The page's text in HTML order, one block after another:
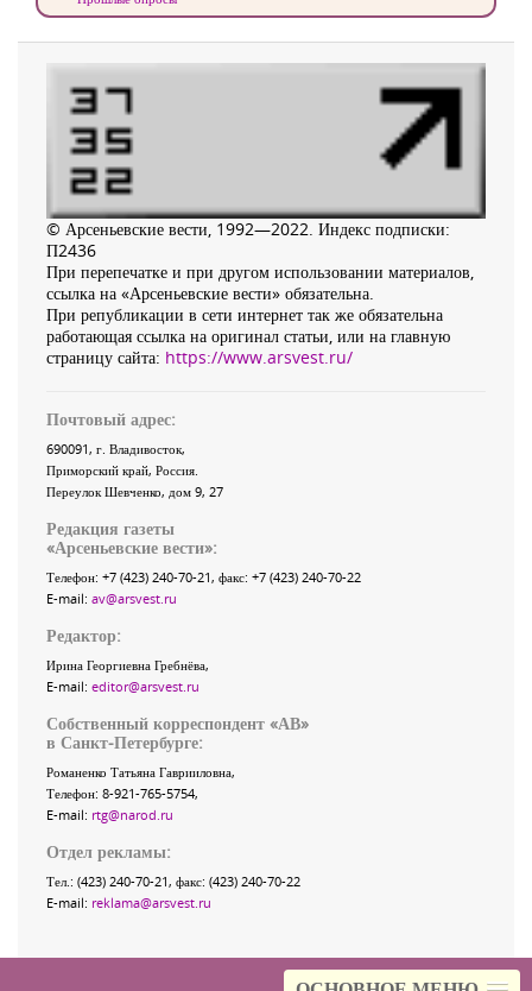
© Арсеньевские вести, 1992—2022. Индекс подписки:
П2436
При перепечатке и при другом использовании материалов,
ссылка на «Арсеньевские вести» обязательна.
При републикации в сети интернет так же обязательна
работающая ссылка на оригинал статьи, или на главную
страницу сайта: https://www.arsvest.ru/
Почтовый адрес:
690091, г. Владивосток,
Приморский край, Россия
Переулок Шевченко, дом 9, 27
Редакция газеты
«Арсеньевские вести»:
Телефон: +7 (423) 240-70-21, факс: +7 (423) 240-70-22
E-mail: av@arsvest.ru
Редактор:
Ирина Георгиевна Гребнёва,
E-mail: editor@arsvest.ru
Собственный корреспондент «АВ»
в Санкт-Петербурге:
Романенко Татьяна Гаврииловна,
Телефон: 8-921-765-5754,
E-mail: rtg@narod.ru
Отдел рекламы:
Тел.: (423) 240-70-21, факс: (423) 240-70-22
E-mail: reklama@arsvest.ru